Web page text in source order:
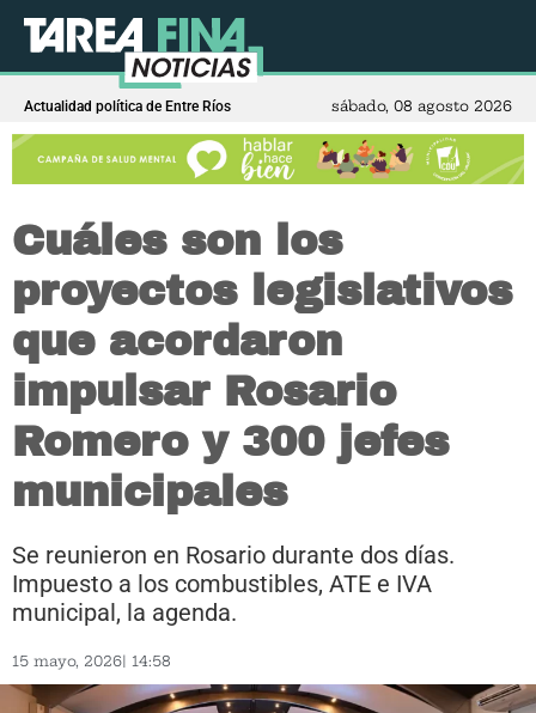
Actualidad política de Entre Ríos sábado, 08 agosto 2026
Cuáles son los
proyectos legislativos
que acordaron
impulsar Rosario
Romero y 300 jefes
municipales
Se reunieron en Rosario durante dos días.
Impuesto a los combustibles, ATE e IVA
municipal, la agenda.
15 mayo, 2026| 14:58